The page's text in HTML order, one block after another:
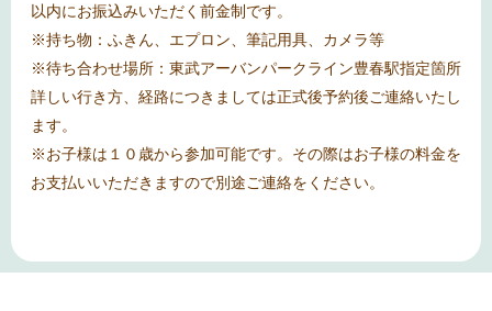
以内にお振込みいただく前金制です。
※持ち物：ふきん、エプロン、筆記用具、カメラ等
※待ち合わせ場所：東武アーバンパークライン豊春駅指定箇所
詳しい行き方、経路につきましては正式後予約後ご連絡いたし
ます。
※お子様は１０歳から参加可能です。その際はお子様の料金を
お支払いいただきますので別途ご連絡をください。